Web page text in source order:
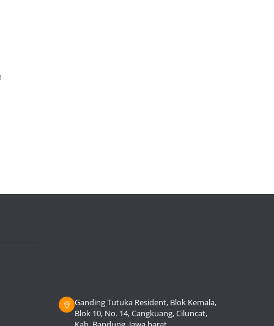
Ganding Tutuka Resident, Blok Kemala,
Blok 10, No. 14, Cangkuang, Ciluncat,